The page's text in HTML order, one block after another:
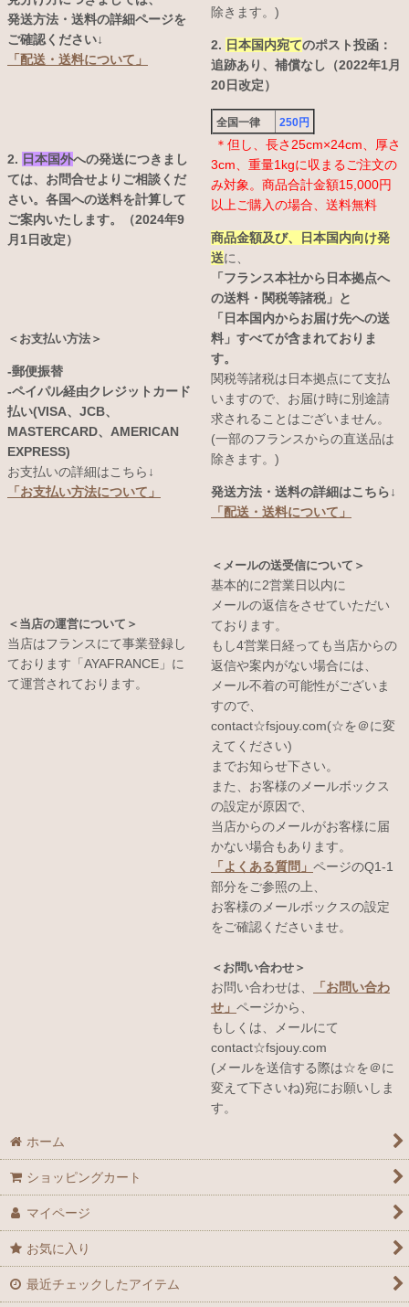
発送方法・送料の詳細ページを
ご確認ください↓
「配送・送料について」
2. 日本国外への発送につきまし
ては、お問合せよりご相談くだ
さい。各国への送料を計算して
ご案内いたします。（2024年9
月1日改定）
＜お支払い方法＞
-郵便振替
-ペイパル経由クレジットカード
払い(VISA、JCB、
MASTERCARD、AMERICAN
EXPRESS)
お支払いの詳細はこちら↓
「お支払い方法について」
＜当店の運営について＞
当店はフランスにて事業登録し
ております「AYAFRANCE」に
て運営されております。
除きます。)
2. 日本国内宛てのポスト投函：
追跡あり、補償なし（2022年1月
20日改定）
全国一律 250円
＊但し、長さ25cm×24cm、厚さ
3cm、重量1kgに収まるご注文の
み対象。商品合計金額15,000円
以上ご購入の場合、送料無料
商品金額及び、日本国内向け発
送に、
「フランス本社から日本拠点へ
の送料・関税等諸税」と
「日本国内からお届け先への送
料」すべてが含まれておりま
す。
関税等諸税は日本拠点にて支払
いますので、お届け時に別途請
求されることはございません。
(一部のフランスからの直送品は
除きます。)
発送方法・送料の詳細はこちら↓
「配送・送料について」
＜メールの送受信について＞
基本的に2営業日以内に
メールの返信をさせていただい
ております。
もし4営業日経っても当店からの
返信や案内がない場合には、
メール不着の可能性がございま
すので、
contact☆fsjouy.com(☆を＠に変
えてください)
までお知らせ下さい。
また、お客様のメールボックス
の設定が原因で、
当店からのメールがお客様に届
かない場合もあります。
「よくある質問」 ページのQ1-1
部分をご参照の上、
お客様のメールボックスの設定
をご確認くださいませ。
＜お問い合わせ＞
お問い合わせは、
「お問い合わ
せ」 ページから、
もしくは、メールにて
contact☆fsjouy.com
(メールを送信する際は☆を＠に
変えて下さいね)宛にお願いしま
す。
ホーム
ショッピングカート
マイページ
お気に入り
最近チェックしたアイテム